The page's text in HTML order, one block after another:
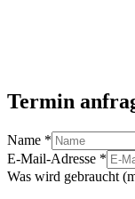
Termin
Name *
E-Mail-Adresse *
Was wird gebraucht